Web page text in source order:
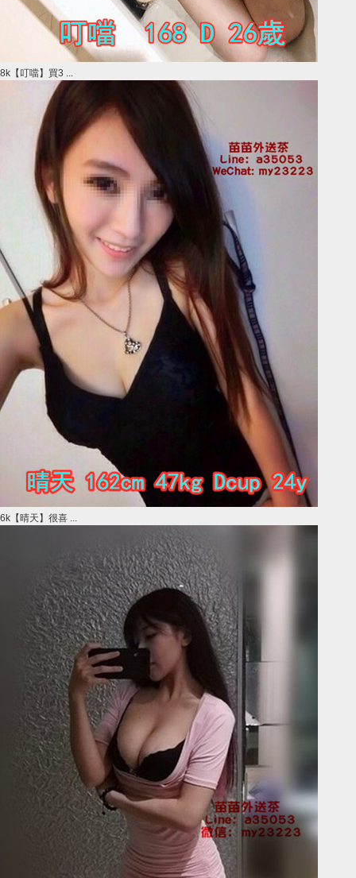
8k【叮噹】買3 ...
6k【晴天】很喜 ...